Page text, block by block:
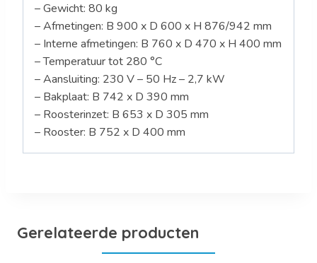
– Gewicht: 80 kg
– Afmetingen: B 900 x D 600 x H 876/942 mm
– Interne afmetingen: B 760 x D 470 x H 400 mm
– Temperatuur tot 280 °C
– Aansluiting: 230 V – 50 Hz – 2,7 kW
– Bakplaat: B 742 x D 390 mm
– Roosterinzet: B 653 x D 305 mm
– Rooster: B 752 x D 400 mm
Gerelateerde producten